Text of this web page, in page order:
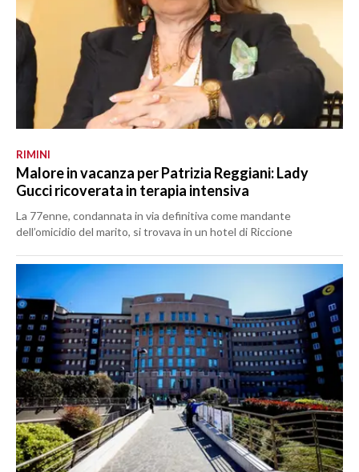
RIMINI
Malore in vacanza per Patrizia Reggiani: Lady
Gucci ricoverata in terapia intensiva
La 77enne, condannata in via definitiva come mandante
dell’omicidio del marito, si trovava in un hotel di Riccione